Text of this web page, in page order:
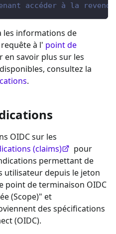
accéder à la
les informations de
à l' point de
en savoir plus sur les
consultez la
.
OIDC sur les
(claims)
pour
permettant de
utilisateur depuis le jeton
point de terminaison OIDC
(Scope)" et
des spécifications
(OIDC).